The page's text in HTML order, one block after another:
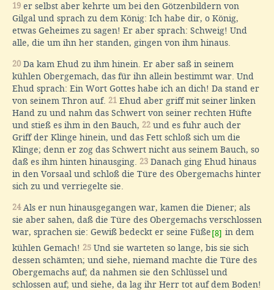
19 er selbst aber kehrte um bei den Götzenbildern von
Gilgal und sprach zu dem König: Ich habe dir, o König,
etwas Geheimes zu sagen! Er aber sprach: Schweig! Und
alle, die um ihn her standen, gingen von ihm hinaus.
20 Da kam Ehud zu ihm hinein. Er aber saß in seinem
kühlen Obergemach, das für ihn allein bestimmt war. Und
Ehud sprach: Ein Wort Gottes habe ich an dich! Da stand er
von seinem Thron auf. 21 Ehud aber griff mit seiner linken
Hand zu und nahm das Schwert von seiner rechten Hüfte
und stieß es ihm in den Bauch, 22 und es fuhr auch der
Griff der Klinge hinein, und das Fett schloß sich um die
Klinge; denn er zog das Schwert nicht aus seinem Bauch, so
daß es ihm hinten hinausging. 23 Danach ging Ehud hinaus
in den Vorsaal und schloß die Türe des Obergemachs hinter
sich zu und verriegelte sie.
24Als er nun hinausgegangen war, kamen die Diener; als
sie aber sahen, daß die Türe des Obergemachs verschlossen
war, sprachen sie: Gewiß bedeckt er seine Füße [8] in dem
kühlen Gemach! 25 Und sie warteten so lange, bis sie sich
dessen schämten; und siehe, niemand machte die Türe des
Obergemachs auf; da nahmen sie den Schlüssel und
schlossen auf; und siehe, da lag ihr Herr tot auf dem Boden!